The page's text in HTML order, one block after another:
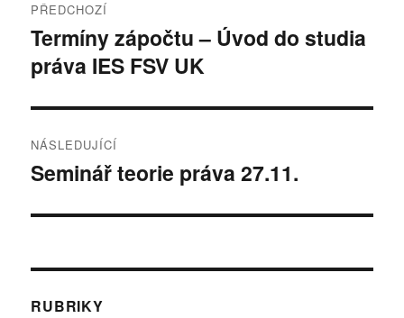
pro
příspěvek
PŘEDCHOZÍ
Předchozí
příspěvek:
Termíny zápočtu – Úvod do studia
práva IES FSV UK
NÁSLEDUJÍCÍ
Následující
Seminář teorie práva 27.11.
RUBRIKY